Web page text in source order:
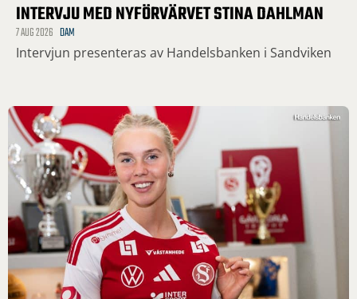
INTERVJU MED NYFÖRVÄRVET STINA DAHLMAN
7 AUG 2026 DAM
Intervjun presenteras av Handelsbanken i Sandviken